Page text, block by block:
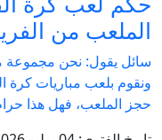
الملعب من
سائل يقول: نحن مجموعة
ونقوم بلعب مباريات
حجز الملعب، فهل هذا